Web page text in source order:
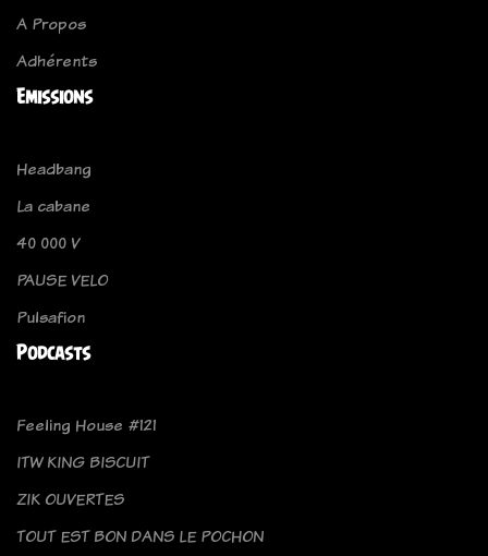
A Propos
Adhérents
Emissions
Headbang
La cabane
40 000 V
PAUSE VELO
Pulsafion
Podcasts
Feeling House #121
ITW KING BISCUIT
ZIK OUVERTES
TOUT EST BON DANS LE POCHON